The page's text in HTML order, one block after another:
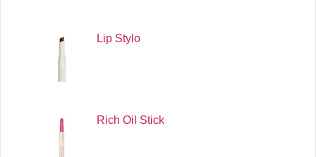
Lip Stylo
Rich Oil Stick